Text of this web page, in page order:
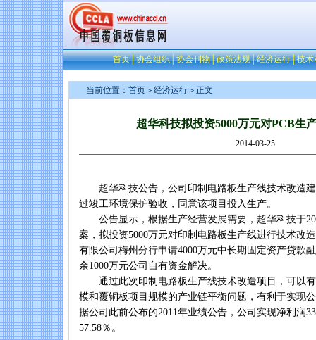
首页│协会组织│协会刊物│政策法规│经济运行│技术
当前位置： 首页 ＞ 经济运行 ＞正文
超华科技拟投资5000万元对PCB生
2014-03-25
超华科技公告，公司印制电路板生产线技术改造建
过竣工环境保护验收，同意该项目投入生产。
公告显示，根据生产经营发展需要，超华科技于
案，拟投资5000万元对印制电路板生产线进行技术改
有限公司梅州分行申请4000万元中长期固定资产贷款
余1000万元公司自有资金解决。
通过此次印制电路板生产线技术改造项目，可以有
模和覆铜板项目规模的产业链平衡问题，有利于实现
据公司此前公布的2011年业绩公告，公司实现净利润
57.58％。